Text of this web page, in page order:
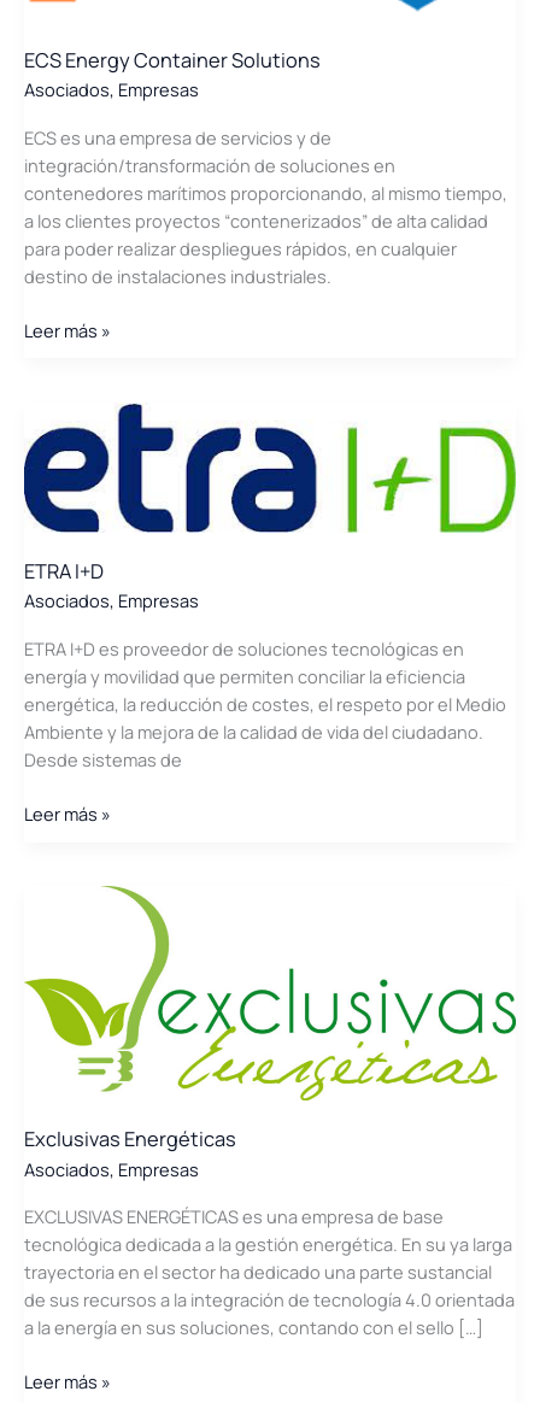
ECS Energy Container Solutions
Asociados, Empresas
ECS es una empresa de servicios y de
integración/transformación de soluciones en
contenedores marítimos proporcionando, al mismo tiempo,
a los clientes proyectos “contenerizados” de alta calidad
para poder realizar despliegues rápidos, en cualquier
destino de instalaciones industriales.
ECS
Leer más »
ETRA I+D
Asociados, Empresas
ETRA I+D es proveedor de soluciones tecnológicas en
energía y movilidad que permiten conciliar la eficiencia
energética, la reducción de costes, el respeto por el Medio
Ambiente y la mejora de la calidad de vida del ciudadano.
Desde sistemas de
ETRA
Leer más »
Exclusivas Energéticas
Asociados, Empresas
EXCLUSIVAS ENERGÉTICAS es una empresa de base
tecnológica dedicada a la gestión energética. En su ya larga
trayectoria en el sector ha dedicado una parte sustancial
de sus recursos a la integración de tecnología 4.0 orientada
a la energía en sus soluciones, contando con el sello […]
Exclusivas
Leer más »